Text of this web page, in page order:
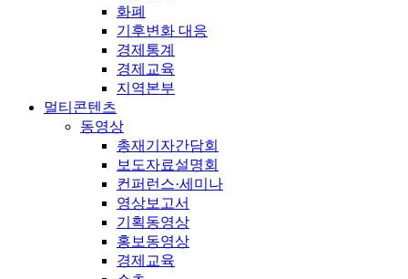
화폐
기후변화 대응
경제통계
경제교육
지역본부
멀티콘텐츠
동영상
총재기자간담회
보도자료설명회
컨퍼런스·세미나
영상보고서
기획동영상
홍보동영상
경제교육